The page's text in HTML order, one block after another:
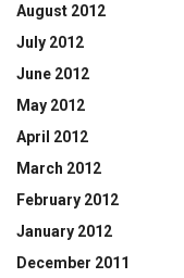
August 2012
July 2012
June 2012
May 2012
April 2012
March 2012
February 2012
January 2012
December 2011